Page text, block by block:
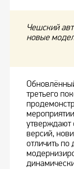
Чешский
новые
третьего
утверждают
версий,
отличить